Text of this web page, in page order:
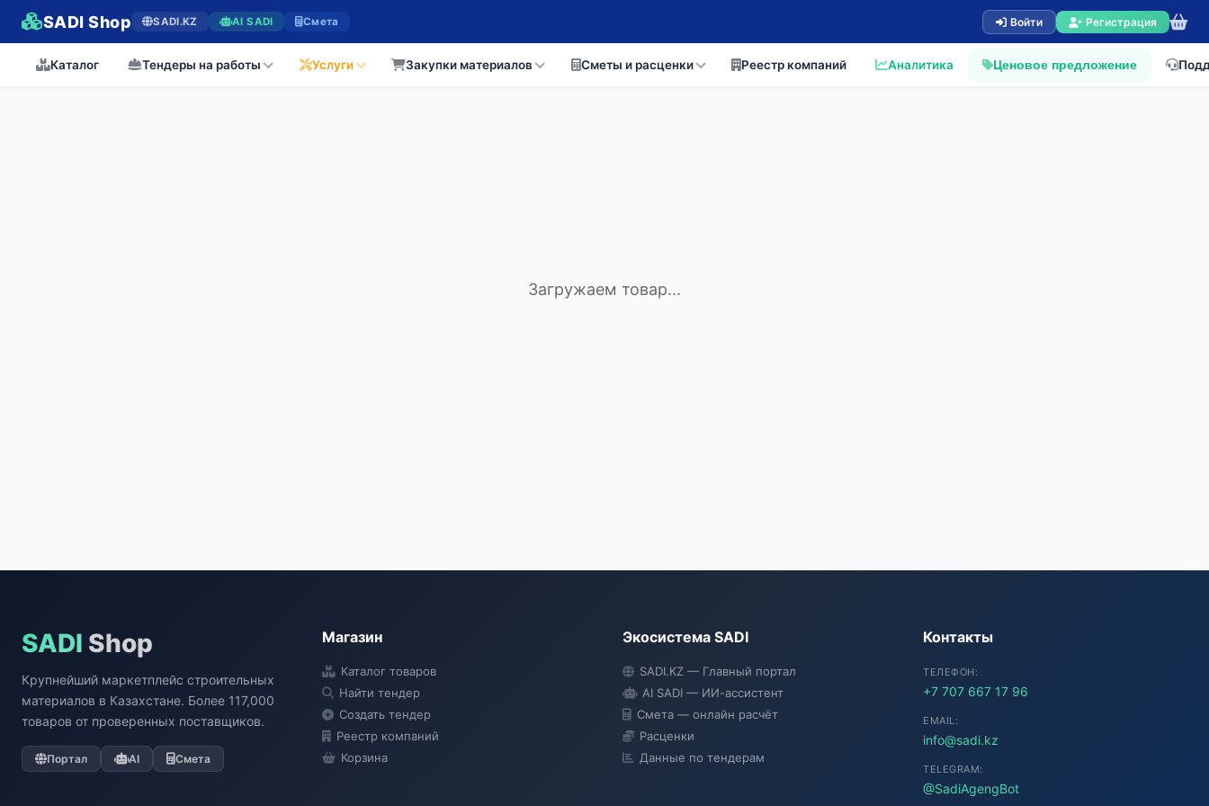
SADI Shop SADI.KZ AI SADI Смета Войти Регистрация
Каталог Тендеры на работы Услуги Закупки материалов Сметы и расценки Реестр компаний Аналитика Ценовое предложение
Загружаем товар...
SADI Shop
Крупнейший маркетплейс строительных
материалов в Казахстане. Более 117,000
товаров от проверенных поставщиков.
Портал AI Смета
Магазин
Каталог товаров
Найти тендер
Создать тендер
Реестр компаний
Корзина
Экосистема SADI
SADI.KZ — Главный портал
AI SADI — ИИ-ассистент
Смета — онлайн расчёт
Расценки
Данные по тендерам
Контакты
ТЕЛЕФОН:
+7 707 667 17 96
EMAIL:
info@sadi.kz
TELEGRAM:
@SadiAgengBot